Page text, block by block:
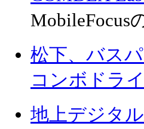
MobileFocus
松下、バス
コンボドラ
地上デジタ